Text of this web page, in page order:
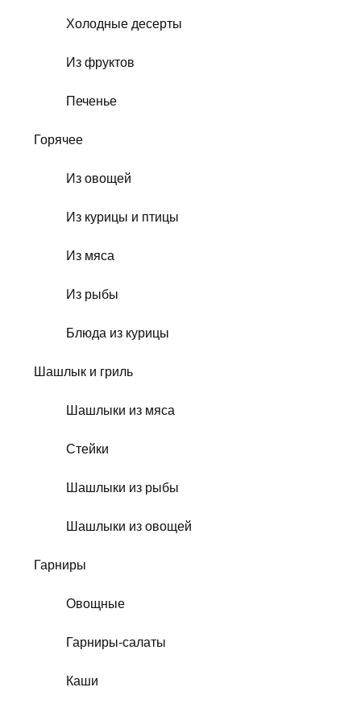
Холодные десерты
Из фруктов
Печенье
Горячее
Из овощей
Из курицы и птицы
Из мяса
Из рыбы
Блюда из курицы
Шашлык и гриль
Шашлыки из мяса
Стейки
Шашлыки из рыбы
Шашлыки из овощей
Гарниры
Овощные
Гарниры-салаты
Каши